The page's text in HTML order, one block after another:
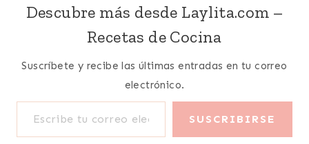
Descubre más desde Laylita.com –
Recetas de Cocina
Suscríbete y recibe las últimas entradas en tu correo
electrónico.
Escribe tu correo electrónico…
SUSCRIBIRSE